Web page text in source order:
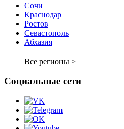
Сочи
Краснодар
Ростов
Севастополь
Абхазия
Все регионы >
Социальные сети